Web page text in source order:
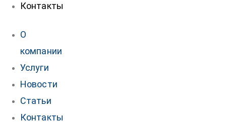
Контакты
О
компании
Услуги
Новости
Статьи
Контакты